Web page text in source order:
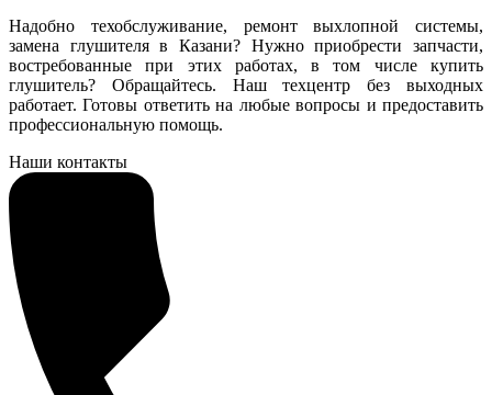
Надобно техобслуживание, ремонт выхлопной системы,
замена глушителя в Казани? Нужно приобрести запчасти,
востребованные при этих работах, в том числе купить
глушитель? Обращайтесь. Наш техцентр без выходных
работает. Готовы ответить на любые вопросы и предоставить
профессиональную помощь.
Наши контакты